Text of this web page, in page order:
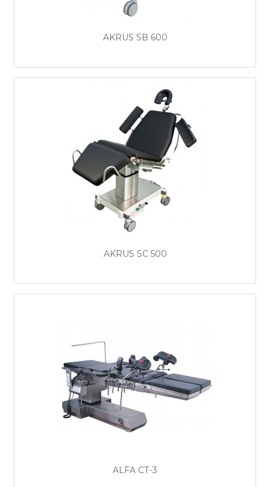
AKRUS SB 600
AKRUS SC 500
ALFA СТ-3